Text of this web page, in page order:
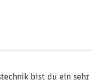
bist du ein sehr